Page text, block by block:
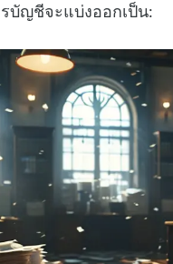
บัญชีจะแบ่งออกเป็น: